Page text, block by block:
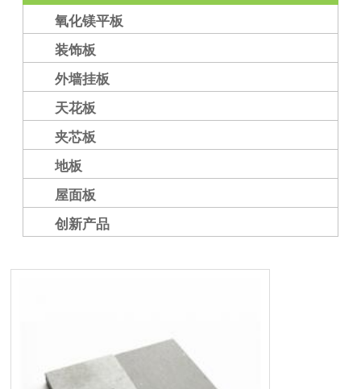
氧化镁平板
装饰板
外墙挂板
天花板
夹芯板
地板
屋面板
创新产品